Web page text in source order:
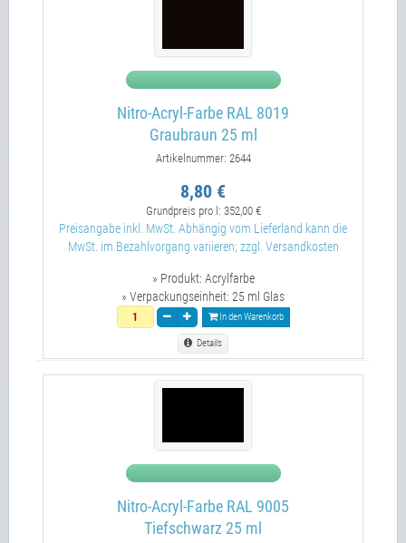
Nitro-Acryl-Farbe RAL 8019
Graubraun 25 ml
Artikelnummer: 2644
8,80 €
Grundpreis pro l: 352,00 €
Preisangabe inkl. MwSt. Abhängig vom Lieferland kann die
MwSt. im Bezahlvorgang variieren; zzgl. Versandkosten
» Produkt: Acrylfarbe
» Verpackungseinheit: 25 ml Glas
In den Warenkorb
Details
Nitro-Acryl-Farbe RAL 9005
Tiefschwarz 25 ml